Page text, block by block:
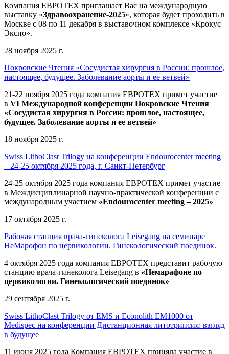
Компания ЕВРОТЕХ приглашает Вас на международную
выставку «Здравоохранение-2025», которая будет проходить в
Москве с 08 по 11 декабря в выставочном комплексе «Крокус
Экспо».
28 ноября 2025 г.
Покровские Чтения «Сосудистая хирургия в России: прошлое,
настоящее, будущее. Заболевание аорты и ее ветвей»
21-22 ноября 2025 года компания ЕВРОТЕХ примет участие
в VI Международной конференции Покровские Чтения
«Сосудистая хирургия в России: прошлое, настоящее,
будущее. Заболевание аорты и ее ветвей»
18 ноября 2025 г.
Swiss LithoClast Trilogy на конференции Endourocenter meeting
– 24-25 октября 2025 года, г. Санкт-Петербург
24-25 октября 2025 года компания ЕВРОТЕХ примет участие
в Междисциплинарной научно-практической конференции с
международным участием «Endourocenter meeting – 2025»
17 октября 2025 г.
Рабочая станция врача-гинеколога Leisegang на семинаре
НеМарофон по цервикологии. Гинекологический поединок.
4 октября 2025 года компания ЕВРОТЕХ представит рабочую
станцию врача-гинеколога Leisegang в «Немарафоне по
цервикологии. Гинекологический поединок»
29 сентября 2025 г.
Swiss LithoClast Trilogy от EMS и Econolith ЕМ1000 от
Medispec на конференции Дистанционная литотрипсия: взгляд
в будущее
11 июня 2025 года Компания ЕВРОТЕХ приняла участие в